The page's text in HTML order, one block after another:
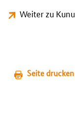
Weiter zu
Seite drucken